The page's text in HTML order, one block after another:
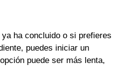
ha concluido o si prefieres
puedes iniciar un
puede ser más lenta,